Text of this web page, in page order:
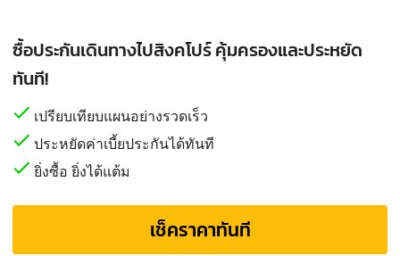
ซื้อประกันเดินทางไปสิงคโปร์ คุ้มครองและประหยัด
ทันที!
เปรียบเทียบแผนอย่างรวดเร็ว
ประหยัดค่าเบี้ยประกันได้ทันที
ยิ่งซื้อ ยิ่งได้แต้ม
เช็คราคาทันที